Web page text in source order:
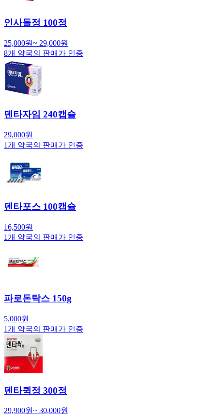
인사돌정 100정
25,000원~ 29,000원
8개 약국의 판매가 인증
덴타자임 240캡슐
29,000원
1개 약국의 판매가 인증
덴타포스 100캡슐
16,500원
1개 약국의 판매가 인증
파로돈탁스 150g
5,000원
1개 약국의 판매가 인증
덴타퀵정 300정
29,900원~ 30,000원